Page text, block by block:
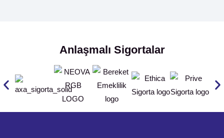
Anlaşmalı Sigortalar